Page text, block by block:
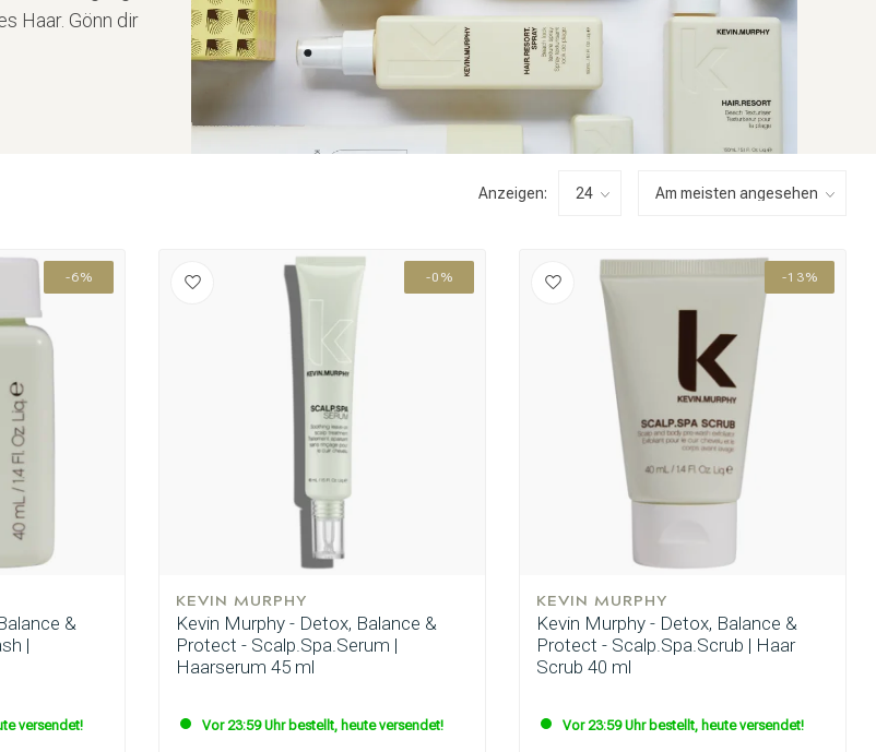
Haar. Gönn dir
Anzeigen:
-6%
&
|
versendet!
-0%
KEVIN MURPHY
Kevin Murphy - Detox, Balance &
Protect - Scalp.Spa.Serum |
Haarserum 45 ml
Vor 23:59 Uhr bestellt, heute versendet!
-13%
KEVIN MURPHY
Kevin Murphy - Detox, Balance &
Protect - Scalp.Spa.Scrub | Haar
Scrub 40 ml
Vor 23:59 Uhr bestellt, heute versendet!